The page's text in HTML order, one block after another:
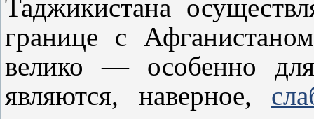
Таджикистана
границе с
велико — особенно
являются, наверное,